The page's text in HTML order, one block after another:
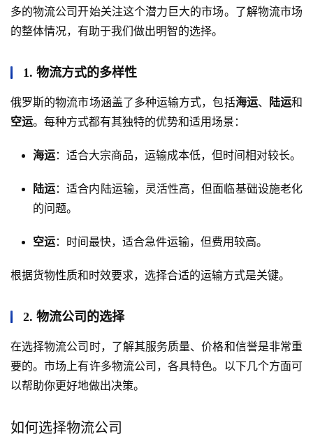
多的物流公司开始关注这个潜力巨大的市场。了解物流市场
的整体情况，有助于我们做出明智的选择。
1. 物流方式的多样性
俄罗斯的物流市场涵盖了多种运输方式，包括海运、 陆运和
空运。每种方式都有其独特的优势和适用场景：
海运：适合大宗商品，运输成本低，但时间相对较长。
陆运：适合内陆运输，灵活性高，但面临基础设施老化
的问题。
空运：时间最快，适合急件运输，但费用较高。
根据货物性质和时效要求，选择合适的运输方式是关键。
2. 物流公司的选择
在选择物流公司时，了解其服务质量、价格和信誉是非常重
要的。市场上有许多物流公司，各具特色。以下几个方面可
以帮助你更好地做出决策。
如何选择物流公司